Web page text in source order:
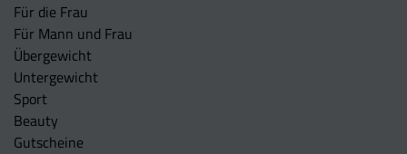
Für die Frau
Für Mann und Frau
Übergewicht
Untergewicht
Sport
Beauty
Gutscheine